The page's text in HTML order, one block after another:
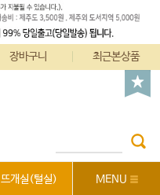
장바구니 최근본상품
뜨개실(털실) MENU